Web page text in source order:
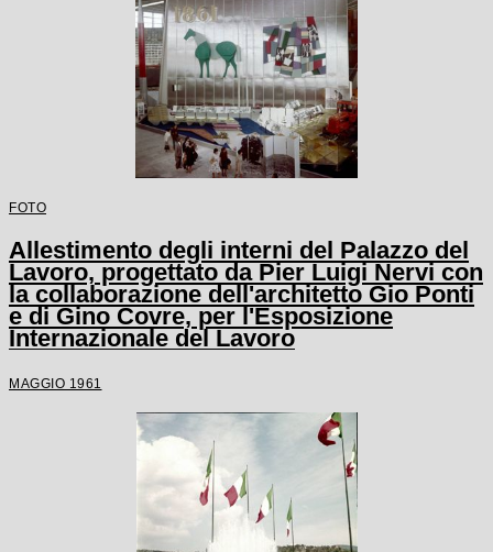
FOTO
Allestimento degli interni del Palazzo del
Lavoro, progettato da Pier Luigi Nervi con
la collaborazione dell'architetto Gio Ponti
e di Gino Covre, per l'Esposizione
Internazionale del Lavoro
MAGGIO 1961